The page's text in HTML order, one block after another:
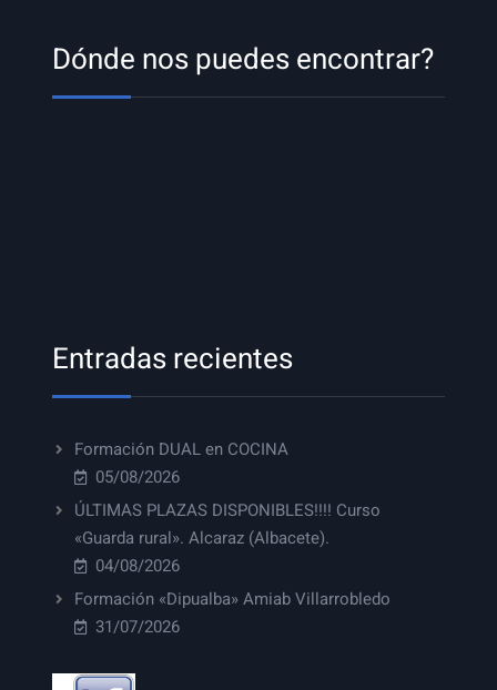
Dónde nos puedes encontrar?
Entradas recientes
Formación DUAL en COCINA
05/08/2026
ÚLTIMAS PLAZAS DISPONIBLES!!!! Curso
«Guarda rural». Alcaraz (Albacete).
04/08/2026
Formación «Dipualba» Amiab Villarrobledo
31/07/2026